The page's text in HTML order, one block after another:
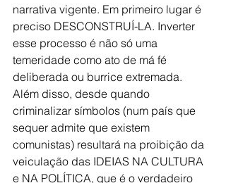
narrativa vigente. Em primeiro lugar é
preciso DESCONSTRUÍ-LA. Inverter
esse processo é não só uma
temeridade como ato de má fé
deliberada ou burrice extremada.
Além disso, desde quando
criminalizar símbolos (num país que
sequer admite que existem
comunistas) resultará na proibição da
veiculação das IDEIAS NA CULTURA
e NA POLÍTICA, que é o verdadeiro